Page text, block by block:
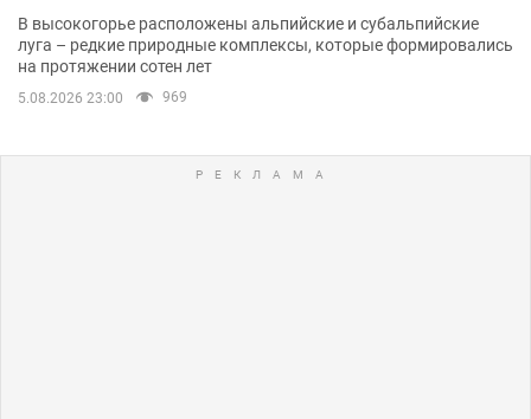
В высокогорье расположены альпийские и субальпийские
луга – редкие природные комплексы, которые формировались
на протяжении сотен лет
5.08.2026 23:00 969